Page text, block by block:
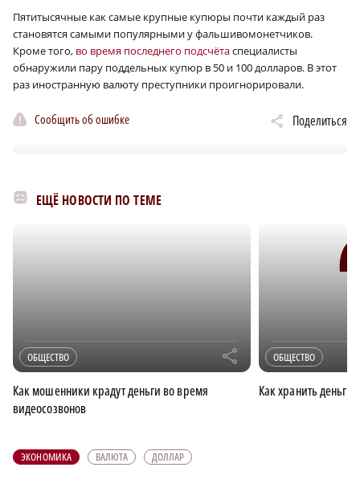
Пятитысячные как самые крупные купюры почти каждый раз
становятся самыми популярными у фальшивомонетчиков.
Кроме того, во время последнего подсчётаспециалисты
обнаружили пару поддельных купюр в 50 и 100 долларов. В этот
раз иностранную валюту преступники проигнорировали.
Сообщить об ошибке Поделиться
ЕЩЁ НОВОСТИ ПО ТЕМЕ
ОБЩЕСТВО r
Как мошенники крадут деньги во время
видеосозвонов
ОБЩЕСТВО
Как хранить
ЭКОНОМИКА ВАЛЮТА ДОЛЛАР